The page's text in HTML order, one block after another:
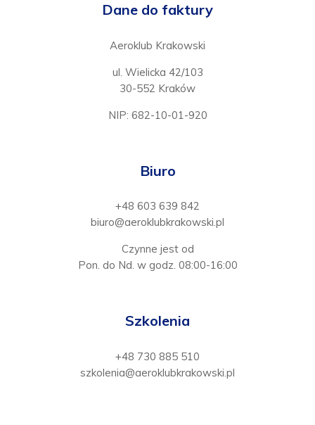
Dane do faktury
Aeroklub Krakowski
ul. Wielicka 42/103
30-552 Kraków
NIP: 682-10-01-920
Biuro
+48 603 639 842
biuro@aeroklubkrakowski.pl
Czynne jest od
Pon. do Nd. w godz. 08:00-16:00
Szkolenia
+48 730 885 510
szkolenia@aeroklubkrakowski.pl